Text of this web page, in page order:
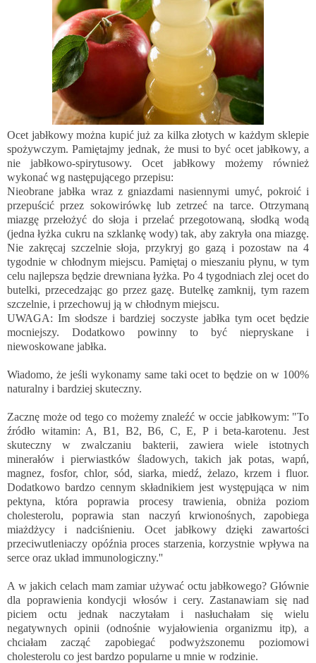
Ocet jabłkowy można kupić już za kilka złotych w każdym sklepie
spożywczym. Pamiętajmy jednak, że musi to być ocet jabłkowy, a
nie jabłkowo-spirytusowy. Ocet jabłkowy możemy również
wykonać wg następującego przepisu:
Nieobrane jabłka wraz z gniazdami nasiennymi umyć, pokroić i
przepuścić przez sokowirówkę lub zetrzeć na tarce. Otrzymaną
miazgę przełożyć do słoja i przelać przegotowaną, słodką wodą
(jedna łyżka cukru na szklankę wody) tak, aby zakryła ona miazgę.
Nie zakręcaj szczelnie słoja, przykryj go gazą i pozostaw na 4
tygodnie w chłodnym miejscu. Pamiętaj o mieszaniu płynu, w tym
celu najlepsza będzie drewniana łyżka. Po 4 tygodniach zlej ocet do
butelki, przecedzając go przez gazę. Butelkę zamknij, tym razem
szczelnie, i przechowuj ją w chłodnym miejscu.
UWAGA: Im słodsze i bardziej soczyste jabłka tym ocet będzie
mocniejszy. Dodatkowo powinny to być niepryskane i
niewoskowane jabłka.
Wiadomo, że jeśli wykonamy same taki ocet to będzie on w 100%
naturalny i bardziej skuteczny.
Zacznę może od tego co możemy znaleźć w occie jabłkowym: "To
źródło witamin: A, B1, B2, B6, C, E, P i beta-karotenu. Jest
skuteczny w zwalczaniu bakterii, zawiera wiele istotnych
minerałów i pierwiastków śladowych, takich jak potas, wapń,
magnez, fosfor, chlor, sód, siarka, miedź, żelazo, krzem i fluor.
Dodatkowo bardzo cennym składnikiem jest występująca w nim
pektyna, która poprawia procesy trawienia, obniża poziom
cholesterolu, poprawia stan naczyń krwionośnych, zapobiega
miażdżycy i nadciśnieniu. Ocet jabłkowy dzięki zawartości
przeciwutleniaczy opóźnia proces starzenia, korzystnie wpływa na
serce oraz układ immunologiczny.''
A w jakich celach mam zamiar używać octu jabłkowego? Głównie
dla poprawienia kondycji włosów i cery. Zastanawiam się nad
piciem octu jednak naczytałam i nasłuchałam się wielu
negatywnych opinii (odnośnie wyjałowienia organizmu itp), a
chciałam zacząć zapobiegać podwyższonemu poziomowi
cholesterolu co jest bardzo popularne u mnie w rodzinie.